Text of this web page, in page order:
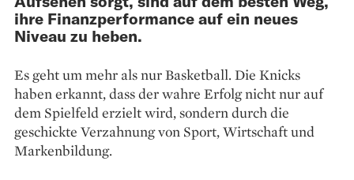
ihre Finanzperformance auf ein neues
Niveau zu heben.
Es geht um mehr als nur Basketball. Die Knicks
haben erkannt, dass der wahre Erfolg nicht nur auf
dem Spielfeld erzielt wird, sondern durch die
geschickte Verzahnung von Sport, Wirtschaft und
Markenbildung.